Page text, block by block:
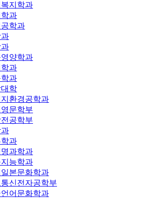
지학과
과
학과
양학과
과
과
학
환경공학과
문학부
공학부
과
과학과
능학과
본문화학과
신전자공학부
어문화학과